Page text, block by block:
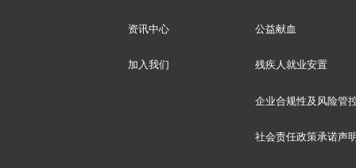
资讯中心
加入我们
公益献血
残疾人就业安置
企业合规性及风险管
社会责任政策承诺声